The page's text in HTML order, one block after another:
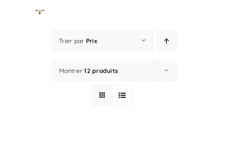
Trier par Prix
Montrer12 produits